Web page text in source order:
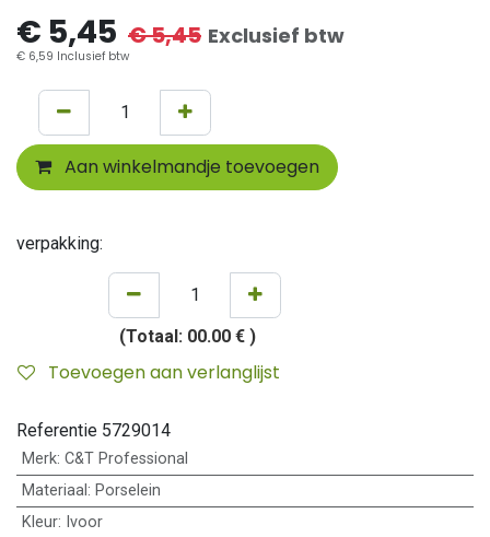
€ 5,45 €5,45 Exclusief btw
€ 6,59 Inclusief btw
Aan winkelmandje toevoegen
verpakking:
(Totaal: 00.00 € )
Toevoegen aan verlanglijst
Referentie 5729014
Merk: C&T Professional
Materiaal : Porselein
Kleur: Ivoor